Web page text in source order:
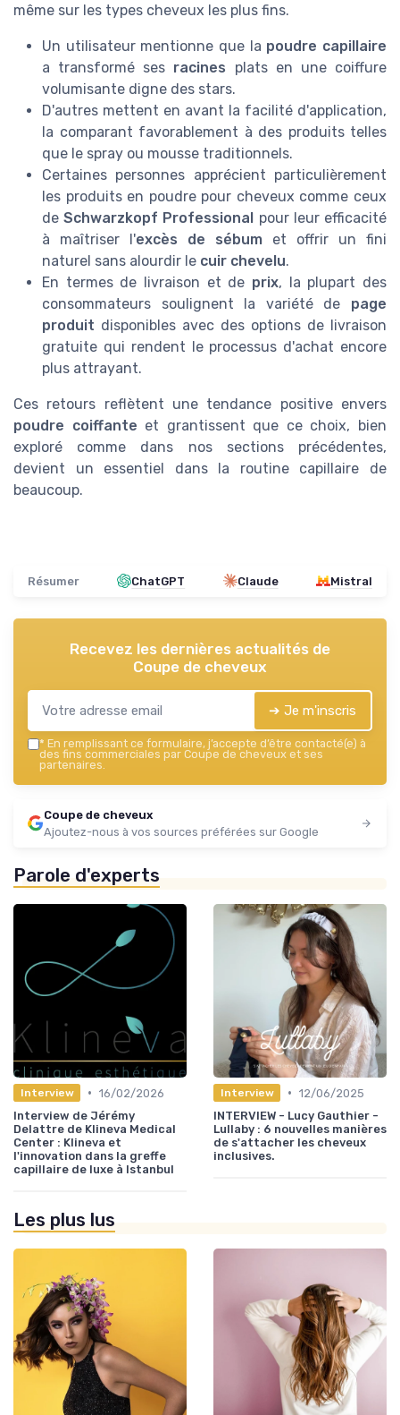
même sur les types cheveux les plus fins.
Un utilisateur mentionne que la poudre capillaire
a transformé ses racines plats en une coiffure
volumisante digne des stars.
D'autres mettent en avant la facilité d'application,
la comparant favorablement à des produits telles
que le spray ou mousse traditionnels.
Certaines personnes apprécient particulièrement
les produits en poudre pour cheveux comme ceux
deSchwarzkopf Professional pour leur efficacité
à maîtriser l'excès de sébum et offrir un fini
naturel sans alourdir le cuir chevelu.
En termes de livraison et de prix, la plupart des
consommateurs soulignent la variété de page
produit disponibles avec des options de livraison
gratuite qui rendent le processus d'achat encore
plus attrayant.
Ces retours reflètent une tendance positive envers
poudre coiffante et grantissent que ce choix, bien
exploré comme dans nos sections précédentes,
devient un essentiel dans la routine capillaire de
beaucoup.
Résumer ChatGPT Claude Mistral
Recevez les dernières actualités de
Coupe de cheveux
➔ Je m'inscris
* En remplissant ce formulaire, j’accepte d’être contacté(e) à
des fins commerciales par Coupe de cheveux et ses
partenaires.
Coupe de cheveux
Ajoutez-nous à vos sources préférées sur Google
Parole d'experts
Interview • 16/02/2026
Interview de Jérémy
Delattre de Klineva Medical
Center : Klineva et
l'innovation dans la greffe
capillaire de luxe à Istanbul
Interview • 12/06/2025
INTERVIEW - Lucy Gauthier -
Lullaby : 6 nouvelles manières
de s'attacher les cheveux
inclusives.
Les plus lus